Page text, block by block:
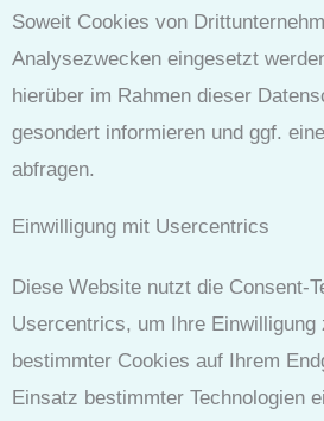
Soweit Cookies von
Analysezwecken eingesetzt
hierüber im Rahmen dieser
gesondert informieren und ggf.
abfragen.
Einwilligung mit Usercentrics
Diese Website nutzt die Consent-
Usercentrics, um Ihre Einwilligung
bestimmter Cookies auf Ihrem
Einsatz bestimmter Technologien